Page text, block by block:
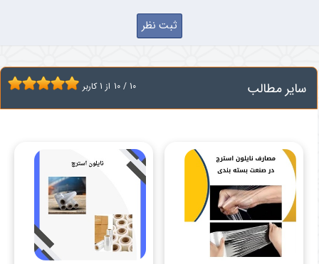
سایر مطالب 10 / 10 از 1 کاربر